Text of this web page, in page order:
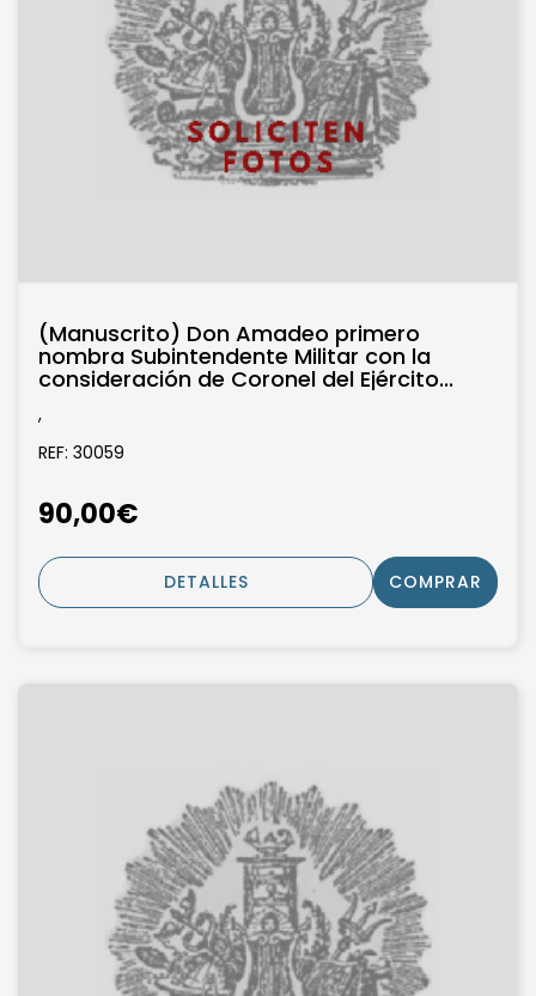
(Manuscrito) Don Amadeo primero
nombra Subintendente Militar con la
consideración de Coronel del Ejército...
,
REF: 30059
90,00€
DETALLES COMPRAR